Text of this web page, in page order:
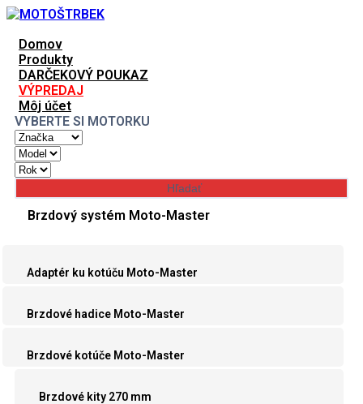
Domov
Produkty
DARČEKOVÝ POUKAZ
VÝPREDAJ
Môj účet
VYBERTE SI MOTORKU
Brzdový systém Moto-Master
Adaptér ku kotúču Moto-Master
Brzdové hadice Moto-Master
Brzdové kotúče Moto-Master
Brzdové kity 270 mm